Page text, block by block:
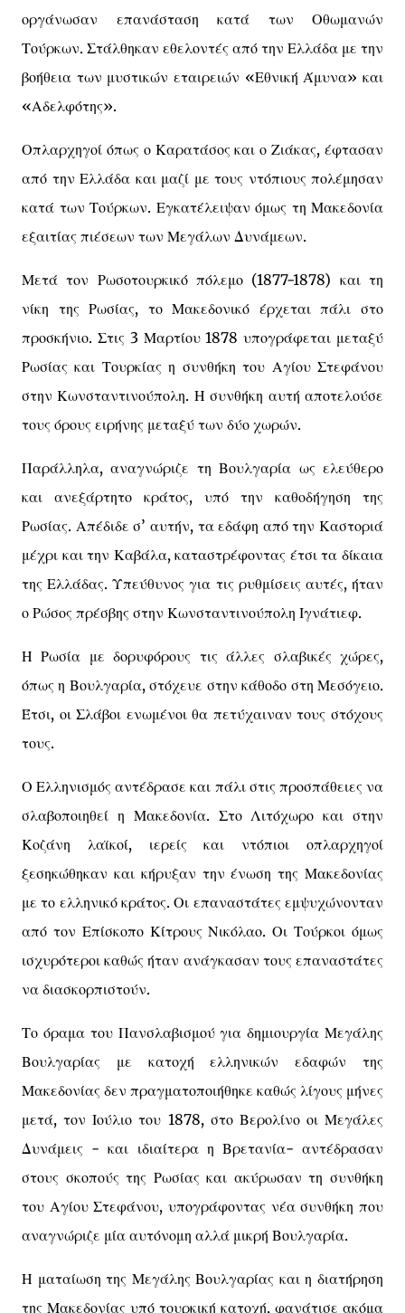
οργάνωσαν επανάσταση κατά των Οθωμανών
Τούρκων. Στάλθηκαν εθελοντές από την Ελλάδα με την
βοήθεια των μυστικών εταιρειών «Εθνική Άμυνα» και
«Αδελφότης».
Οπλαρχηγοί όπως ο Καρατάσος και ο Ζιάκας, έφτασαν
από την Ελλάδα και μαζί με τους ντόπιους πολέμησαν
κατά των Τούρκων. Εγκατέλειψαν όμως τη Μακεδονία
εξαιτίας πιέσεων των Μεγάλων Δυνάμεων.
Μετά τον Ρωσοτουρκικό πόλεμο (1877-1878) και τη
νίκη της Ρωσίας, το Μακεδονικό έρχεται πάλι στο
προσκήνιο. Στις 3 Μαρτίου 1878 υπογράφεται μεταξύ
Ρωσίας και Τουρκίας η συνθήκη του Αγίου Στεφάνου
στην Κωνσταντινούπολη. Η συνθήκη αυτή αποτελούσε
τους όρους ειρήνης μεταξύ των δύο χωρών.
Παράλληλα, αναγνώριζε τη Βουλγαρία ως ελεύθερο
και ανεξάρτητο κράτος, υπό την καθοδήγηση της
Ρωσίας. Απέδιδε σ’ αυτήν, τα εδάφη από την Καστοριά
μέχρι και την Καβάλα, καταστρέφοντας έτσι τα δίκαια
της Ελλάδας. Υπεύθυνος για τις ρυθμίσεις αυτές, ήταν
ο Ρώσος πρέσβης στην Κωνσταντινούπολη Ιγνάτιεφ.
Η Ρωσία με δορυφόρους τις άλλες σλαβικές χώρες,
όπως η Βουλγαρία, στόχευε στην κάθοδο στη Μεσόγειο.
Έτσι, οι Σλάβοι ενωμένοι θα πετύχαιναν τους στόχους
τους.
Ο Ελληνισμός αντέδρασε και πάλι στις προσπάθειες να
σλαβοποιηθεί η Μακεδονία. Στο Λιτόχωρο και στην
Κοζάνη λαϊκοί, ιερείς και ντόπιοι οπλαρχηγοί
ξεσηκώθηκαν και κήρυξαν την ένωση της Μακεδονίας
με το ελληνικό κράτος. Οι επαναστάτες εμψυχώνονταν
από τον Επίσκοπο Κίτρους Νικόλαο. Οι Τούρκοι όμως
ισχυρότεροι καθώς ήταν ανάγκασαν τους επαναστάτες
να διασκορπιστούν.
Το όραμα του Πανσλαβισμού για δημιουργία Μεγάλης
Βουλγαρίας με κατοχή ελληνικών εδαφών της
Μακεδονίας δεν πραγματοποιήθηκε καθώς λίγους μήνες
μετά, τον Ιούλιο του 1878, στο Βερολίνο οι Μεγάλες
Δυνάμεις - και ιδιαίτερα η Βρετανία- αντέδρασαν
στους σκοπούς της Ρωσίας και ακύρωσαν τη συνθήκη
του Αγίου Στεφάνου, υπογράφοντας νέα συνθήκη που
αναγνώριζε μία αυτόνομη αλλά μικρή Βουλγαρία.
Η ματαίωση της Μεγάλης Βουλγαρίας και η διατήρηση
της Μακεδονίας υπό τουρκική κατοχή, φανάτισε ακόμα